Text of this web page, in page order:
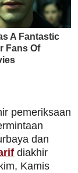
pemeriksaan
dan
diakhir
Kamis